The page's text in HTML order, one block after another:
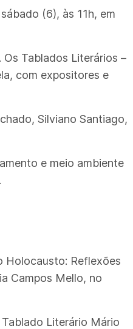
(6), às 11h, em
Tablados Literários –
com expositores e
Silviano Santiago,
e meio ambiente
Holocausto: Reflexões
Campos Mello, no
Literário Mário